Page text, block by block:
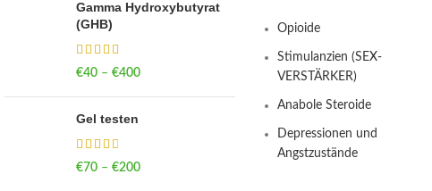
Gamma Hydroxybutyrat
(GHB)
€40 – €400Price range: €40
Gel testen
€70 – €200Price range: €70
Opioide
Stimulanzien (SEX-
VERSTÄRKER)
Anabole Steroide
Depressionen und
Angstzustände